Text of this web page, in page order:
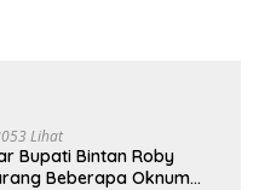
Lihat
Bupati Bintan Roby
Beberapa Oknum